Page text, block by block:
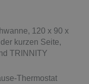
120 x 90 x
kurzen Seite,
TRINNITY
Thermostat